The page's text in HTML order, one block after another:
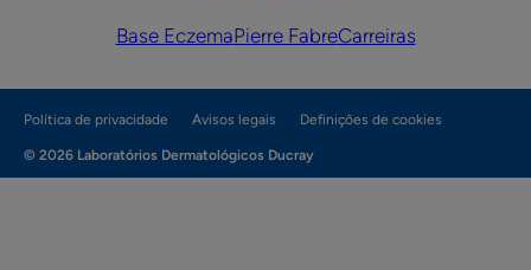
Base EczemaPierre FabreCarreiras
Política de privacidade Avisos legais Definições de cookies
© 2026 Laboratórios Dermatológicos Ducray